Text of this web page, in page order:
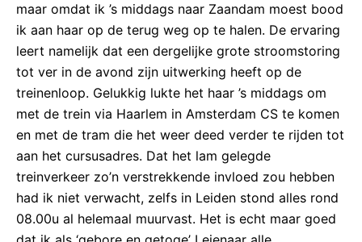
maar omdat ik ’s middags naar Zaandam moest bood
ik aan haar op de terug weg op te halen. De ervaring
leert namelijk dat een dergelijke grote stroomstoring
tot ver in de avond zijn uitwerking heeft op de
treinenloop. Gelukkig lukte het haar ’s middags om
met de trein via Haarlem in Amsterdam CS te komen
en met de tram die het weer deed verder te rijden tot
aan het cursusadres. Dat het lam gelegde
treinverkeer zo’n verstrekkende invloed zou hebben
had ik niet verwacht, zelfs in Leiden stond alles rond
08.00u al helemaal muurvast. Het is echt maar goed